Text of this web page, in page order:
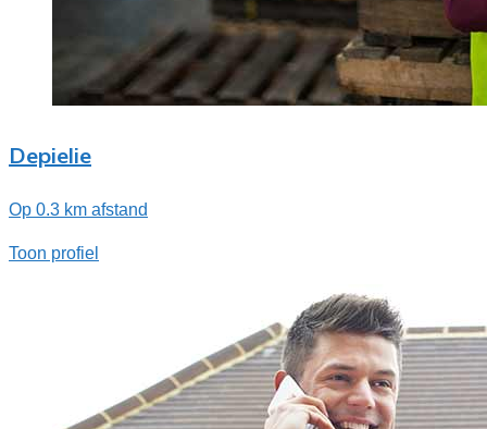
Depielie
Op 0.3 km afstand
Toon profiel